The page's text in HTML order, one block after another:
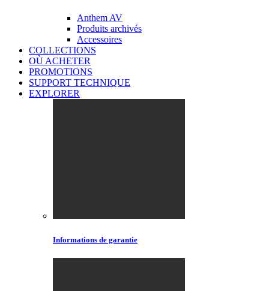
Anthem AV
Produits archivés
Accessoires
COLLECTIONS
OÙ ACHETER
PROMOTIONS
SUPPORT TECHNIQUE
EXPLORER
Informations de garantie